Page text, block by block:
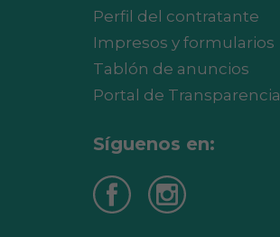
Perfil del contratante
Impresos y formularios
Tablón de anuncios
Portal de Transparencia
Síguenos en: